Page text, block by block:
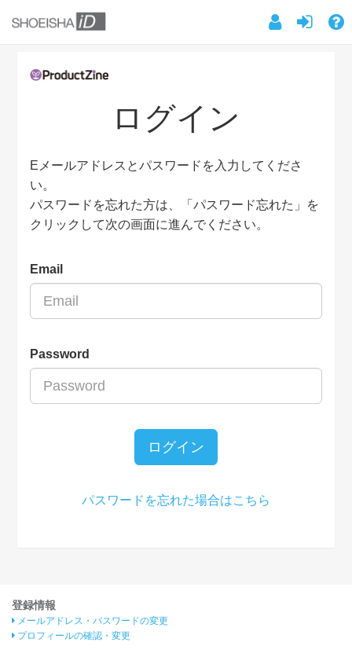
ログイン
Eメールアドレスとパスワードを入力してくださ
い。
パスワードを忘れた方は、「パスワード忘れた」を
クリックして次の画面に進んでください。
Email
Password
ログイン
パスワードを忘れた場合はこちら
登録情報
メールアドレス・パスワードの変更
プロフィールの確認・変更